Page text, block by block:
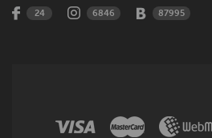
24 6846 87995